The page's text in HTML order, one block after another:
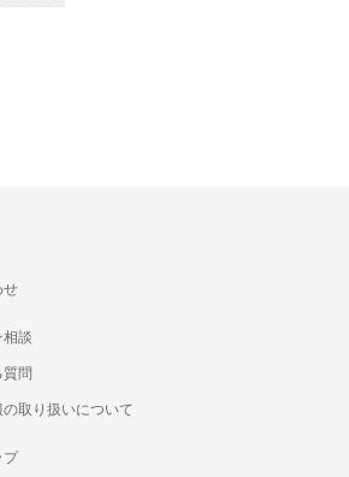
せ
相談
質問
取り扱いについて
プ